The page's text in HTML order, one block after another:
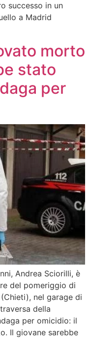
successo in un
a Madrid
morto
stato
per
Andrea Sciorilli, è
del pomeriggio di
nel garage di
della
per omicidio: il
Il giovane sarebbe